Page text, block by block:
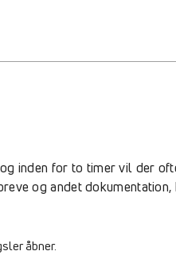
inden for to timer vil der
og andet
åbner.